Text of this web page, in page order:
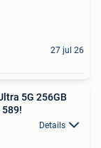
27 jul 26
5G 256GB
589!
Details